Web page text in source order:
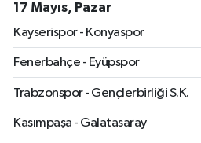
17 Mayıs, Pazar
Kayserispor - Konyaspor
Fenerbahçe - Eyüpspor
Trabzonspor - Gençlerbirliği S.K.
Kasımpaşa - Galatasaray